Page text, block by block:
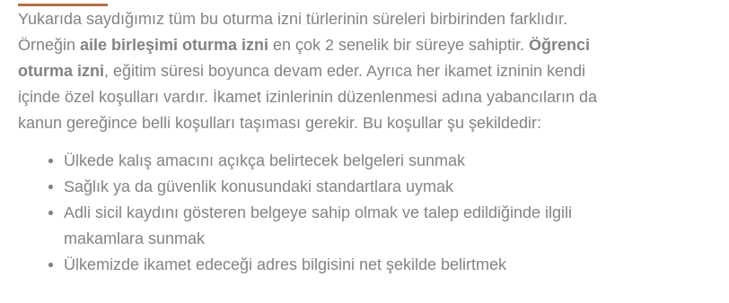
Yukarıda saydığımız tüm bu oturma izni türlerinin süreleri birbirinden farklıdır.
Örneğin aile birleşimi oturma izni en çok 2 senelik bir süreye sahiptir. Öğrenci
oturma izni, eğitim süresi boyunca devam eder. Ayrıca her ikamet izninin kendi
içinde özel koşulları vardır. İkamet izinlerinin düzenlenmesi adına yabancıların da
kanun gereğince belli koşulları taşıması gerekir. Bu koşullar şu şekildedir:
Ülkede kalış amacını açıkça belirtecek belgeleri sunmak
Sağlık ya da güvenlik konusundaki standartlara uymak
Adli sicil kaydını gösteren belgeye sahip olmak ve talep edildiğinde ilgili
makamlara sunmak
Ülkemizde ikamet edeceği adres bilgisini net şekilde belirtmek